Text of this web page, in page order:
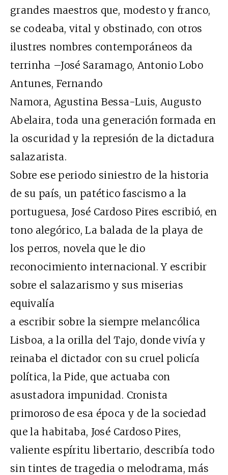
grandes maestros que, modesto y franco,
se codeaba, vital y obstinado, con otros
ilustres nombres contemporáneos da
terrinha –José Saramago, Antonio Lobo
Antunes, Fernando
Namora, Agustina Bessa-Luis, Augusto
Abelaira, toda una generación formada en
la oscuridad y la represión de la dictadura
salazarista.
Sobre ese periodo siniestro de la historia
de su país, un patético fascismo a la
portuguesa, José Cardoso Pires escribió, en
tono alegórico, La balada de la playa de
los perros, novela que le dio
reconocimiento internacional. Y escribir
sobre el salazarismo y sus miserias
equivalía
a escribir sobre la siempre melancólica
Lisboa, a la orilla del Tajo, donde vivía y
reinaba el dictador con su cruel policía
política, la Pide, que actuaba con
asustadora impunidad. Cronista
primoroso de esa época y de la sociedad
que la habitaba, José Cardoso Pires,
valiente espíritu libertario, describía todo
sin tintes de tragedia o melodrama, más